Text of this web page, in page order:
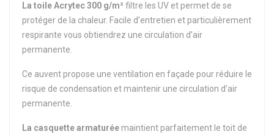
La toile Acrytec 300 g/m²filtre les UV et permet de se
protéger de la chaleur. Facile d’entretien et particulièrement
respirante vous obtiendrez une circulation d’air
permanente.
Ce auvent propose une ventilation en façade pour réduire le
risque de condensation et maintenir une circulation d’air
permanente.
La casquette armaturéemaintient parfaitement le toit de